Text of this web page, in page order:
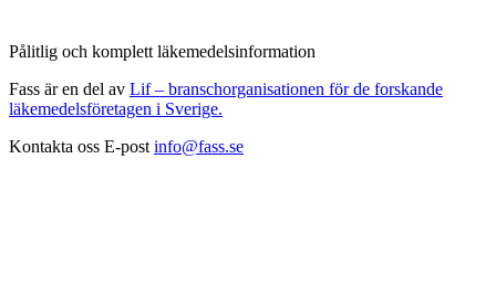
Pålitlig och komplett läkemedelsinformation
Fass är en del av Lif – branschorganisationen för de forskande
läkemedelsföretagen i Sverige.
Kontakta oss E-post info@fass.se